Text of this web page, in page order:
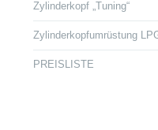
Zylinderkopf „Tuning“
Zylinderkopfumrüstung
PREISLISTE